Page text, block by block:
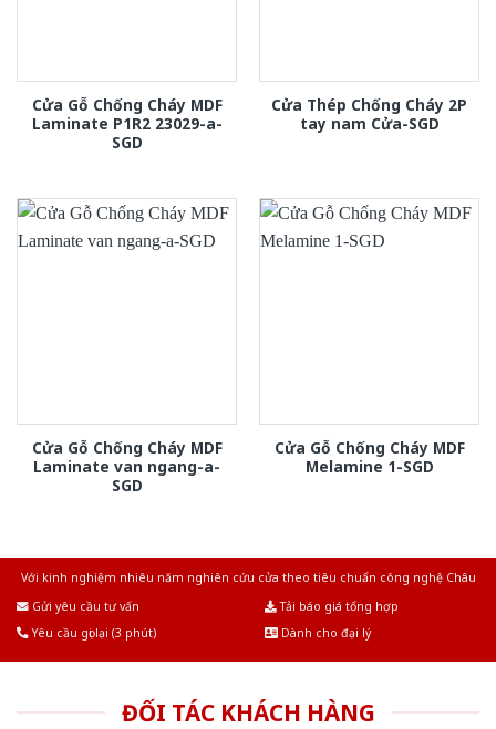
Cửa Gỗ Chống Cháy MDF
Laminate P1R2 23029-a-
SGD
Cửa Thép Chống Cháy 2P
tay nam Cửa-SGD
Cửa Gỗ Chống Cháy MDF
Laminate van ngang-a-
SGD
Cửa Gỗ Chống Cháy MDF
Melamine 1-SGD
Với kinh nghiệm nhiêu năm nghiên cứu cửa theo tiêu chuẩn công nghệ Châu
Gửi yêu cầu tư vấn
Tải báo giá tổng hợp
Yêu cầu gọi lại (3 phút)
Dành cho đại lý
ĐỐI TÁC KHÁCH HÀNG